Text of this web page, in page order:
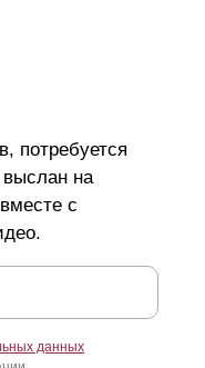
потребуется
выслан на
с
данных